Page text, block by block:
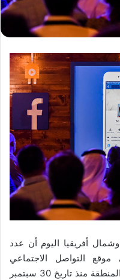
أفريقيا اليوم أن عدد
التواصل الاجتماعي
فيسبوك بلغ 114 مليون مستخدم من المنطقة منذ تاريخ 30 سبتمبر